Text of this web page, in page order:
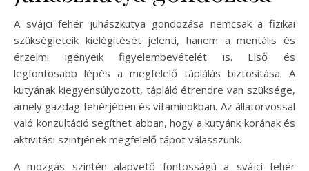
A svájci fehér juhászkutya gondozása nemcsak a fizikai
szükségleteik kielégítését jelenti, hanem a mentális és
érzelmi igényeik figyelembevételét is. Első és
legfontosabb lépés a megfelelő táplálás biztosítása. A
kutyának kiegyensúlyozott, tápláló étrendre van szüksége,
amely gazdag fehérjében és vitaminokban. Az állatorvossal
való konzultáció segíthet abban, hogy a kutyánk korának és
aktivitási szintjének megfelelő tápot válasszunk.
A mozgás szintén alapvető fontosságú a svájci fehér